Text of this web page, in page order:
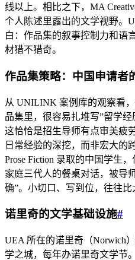
线以上。相比之下，MA
个人陈述里露出的文学视野。
白：作品集的叙事控制力和语
材猎不猎奇。
作品集策略：中国申请者
从 UNILINK 案例库的观察看
品集里，很容易扎堆写”留学
这恰恰是招生导师有点审美疲
日常经验的深挖，而非宏大的
Prose Fiction 录取的中国学生
家庭三代人的餐桌对话，被导
确”。小切口、写到位，往往比
诺里奇的文学基础设施#
UEA 所在的诺里奇（Norwich
学之城，每年办诺里奇文学节